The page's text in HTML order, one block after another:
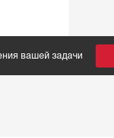
вашей задачи